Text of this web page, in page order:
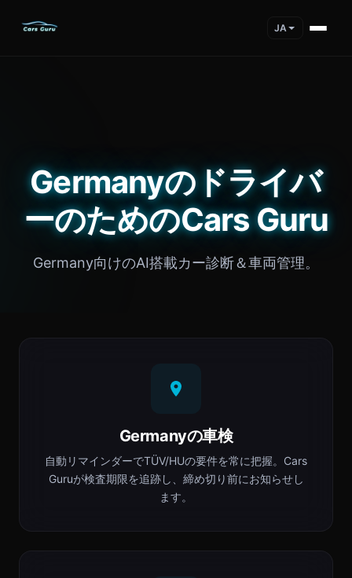
JA
Germanyのドライバ
ーのためのCars Guru
Germany向けのAI搭載カー診断＆車両管理。
Germanyの車検
自動リマインダーでTÜV/HUの要件を常に把握。Cars
Guruが検査期限を追跡し、締め切り前にお知らせし
ます。